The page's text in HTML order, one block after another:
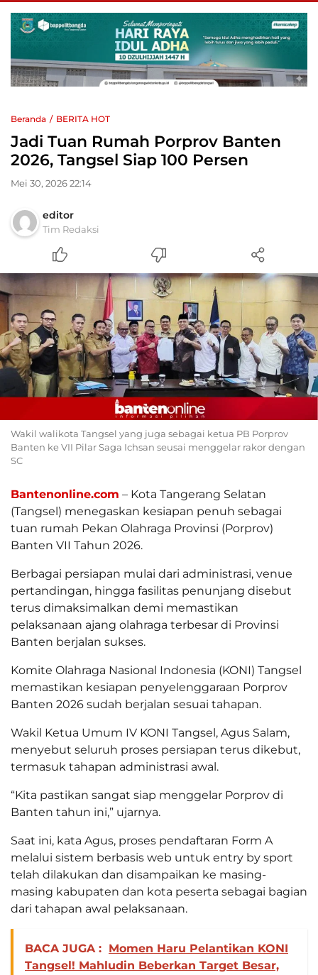
Beranda BERITA HOT
Jadi Tuan Rumah Porprov Banten
2026, Tangsel Siap 100 Persen
Mei 30, 2026 22:14
editor
Tim Redaksi
Wakil walikota Tangsel yang juga sebagai ketua PB Porprov
Banten ke VII Pilar Saga Ichsan seusai menggelar rakor dengan
SC
Bantenonline.com – Kota Tangerang Selatan
(Tangsel) menegaskan kesiapan penuh sebagai
tuan rumah Pekan Olahraga Provinsi (Porprov)
Banten VII Tahun 2026.
Berbagai persiapan mulai dari administrasi, venue
pertandingan, hingga fasilitas penunjang disebut
terus dimaksimalkan demi memastikan
pelaksanaan ajang olahraga terbesar di Provinsi
Banten berjalan sukses.
Komite Olahraga Nasional Indonesia (KONI) Tangsel
memastikan kesiapan penyelenggaraan Porprov
Banten 2026 sudah berjalan sesuai tahapan.
Wakil Ketua Umum IV KONI Tangsel, Agus Salam,
menyebut seluruh proses persiapan terus dikebut,
termasuk tahapan administrasi awal.
“Kita pastikan sangat siap menggelar Porprov di
Banten tahun ini,” ujarnya.
Saat ini, kata Agus, proses pendaftaran Form A
melalui sistem berbasis web untuk entry by sport
telah dilakukan dan disampaikan ke masing-
masing kabupaten dan kota peserta sebagai bagian
dari tahapan awal pelaksanaan.
BACA JUGA : Momen Haru Pelantikan KONI
Tangsel! Mahludin Beberkan Target Besar,